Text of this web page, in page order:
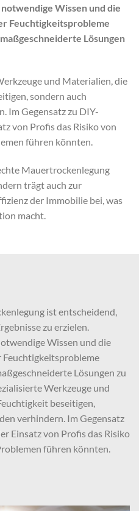
Wissen und die
Feuchtigkeitsprobleme
Lösungen
und Materialien, die
sondern auch
Im Gegensatz zu DIY-
von Profis das Risiko von
führen könnten.
Mauertrockenlegung
trägt auch zur
der Immobilie bei, was
macht.
ist entscheidend,
zu erzielen.
Wissen und die
Feuchtigkeitsprobleme
Lösungen zu
Werkzeuge und
beseitigen,
verhindern. Im Gegensatz
Einsatz von Profis das Risiko
führen könnten.